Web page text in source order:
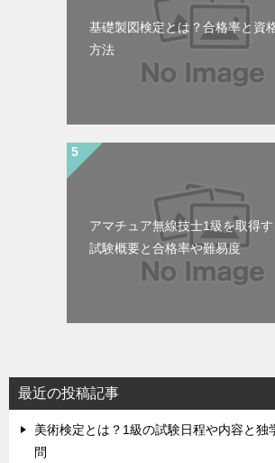
基礎製図検定とは？合格率と資
方法
アマチュア無線技士1級を取得す
試験概要と合格率や難易度
最近の投稿記事
美術検定とは？1級の試験日程や内容と独
問